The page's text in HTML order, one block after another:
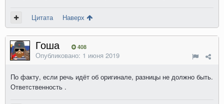
Цитата Наверх
Гоша 408
Опубликовано: 1 июня 2019
По факту, если речь идёт об оригинале, разницы не должно быть.
Ответственность .